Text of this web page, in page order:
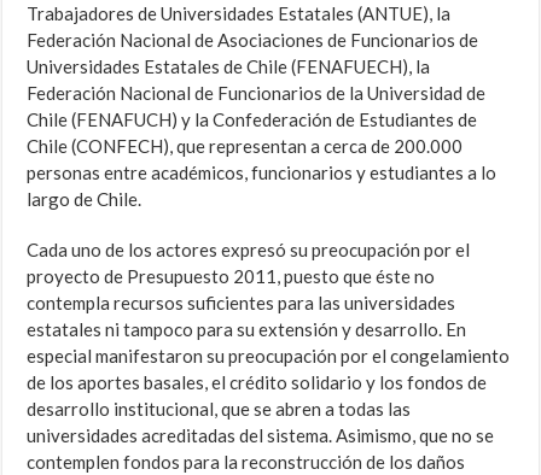
Trabajadores de Universidades Estatales (ANTUE), la
Federación Nacional de Asociaciones de Funcionarios de
Universidades Estatales de Chile (FENAFUECH), la
Federación Nacional de Funcionarios de la Universidad de
Chile (FENAFUCH) y la Confederación de Estudiantes de
Chile (CONFECH), que representan a cerca de 200.000
personas entre académicos, funcionarios y estudiantes a lo
largo de Chile.
Cada uno de los actores expresó su preocupación por el
proyecto de Presupuesto 2011, puesto que éste no
contempla recursos suficientes para las universidades
estatales ni tampoco para su extensión y desarrollo. En
especial manifestaron su preocupación por el congelamiento
de los aportes basales, el crédito solidario y los fondos de
desarrollo institucional, que se abren a todas las
universidades acreditadas del sistema. Asimismo, que no se
contemplen fondos para la reconstrucción de los daños